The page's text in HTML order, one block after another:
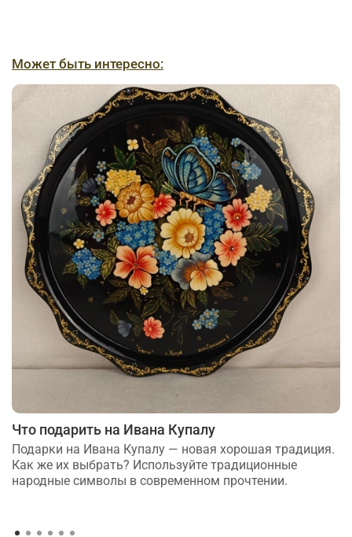
Может быть интересно:
Что подарить на Ивана Купалу
Подарки на Ивана Купалу — новая хорошая традиция.
Как же их выбрать? Используйте традиционные
народные символы в современном прочтении.